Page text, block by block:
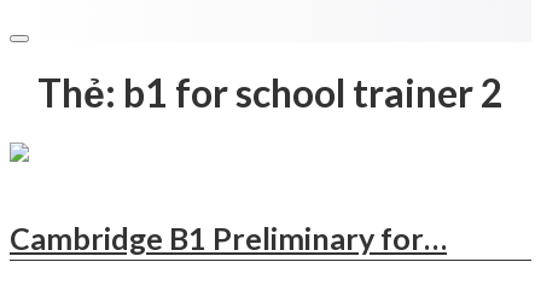
Thẻ: b1 for school trainer 2
Cambridge B1 Preliminary for…